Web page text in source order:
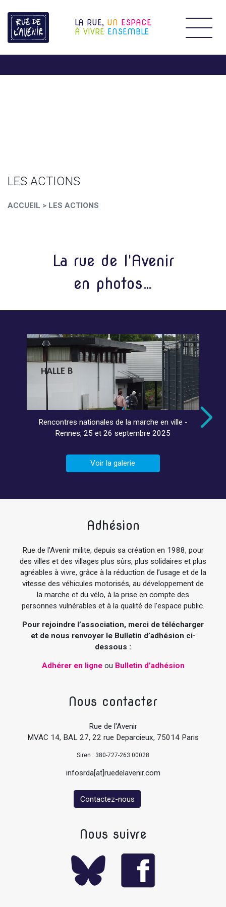
LA RUE, UN ESPACE
À VIVRE ENSEMBLE
LES ACTIONS
ACCUEIL > LES ACTIONS
La rue de l'Avenir
en photos…
Rencontres nationales de la marche en ville -
Rennes, 25 et 26 septembre 2025
Voir la galerie
Adhésion
Rue de l’Avenir milite, depuis sa création en 1988, pour
des villes et des villages plus sûrs, plus solidaires et plus
agréables à vivre, grâce à la réduction de l’usage et de la
vitesse des véhicules motorisés, au développement de
la marche et du vélo, à la prise en compte des
personnes vulnérables et à la qualité de l’espace public.
Pour rejoindre l’association, merci de télécharger
et de nous renvoyer le Bulletin d’adhésion ci-
dessous :
Adhérer en ligneou Bulletin d’adhésion
Nous contacter
Rue de l'Avenir
MVAC 14, BAL 27, 22 rue Deparcieux, 75014 Paris
Siren : 380-727-263 00028
infosrda[at]ruedelavenir.com
Contactez-nous
Nous suivre